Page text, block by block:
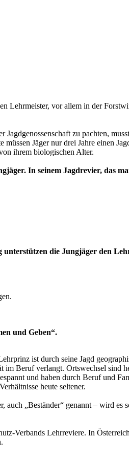
Lehrmeister, vor allem in der
zu pachten,
Jäger nur drei Jahre einen
ihrem biologischen Alter.
In seinem Jagdrevier, das
die Jungjäger den
und Geben“.
ist durch seine Jagd
Beruf verlangt. Ortswechsel sind
und haben durch Beruf und
heute seltener.
„Beständer“ genannt – wird
Verbands Lehrreviere. In